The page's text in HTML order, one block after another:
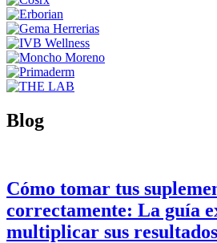
Blog
Cómo tomar tus
correctamente: La guía
multiplicar sus resultados